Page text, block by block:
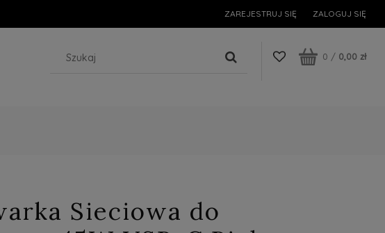
ZAREJESTRUJ SIĘ ZALOGUJ SIĘ
0 / 0,00 zł
Sieciowa do